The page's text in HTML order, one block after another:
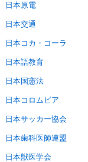
日本原電
日本交通
日本コカ・コーラ
日本語教育
日本国憲法
日本コロムビア
日本サッカー協会
日本歯科医師連盟
日本獣医学会